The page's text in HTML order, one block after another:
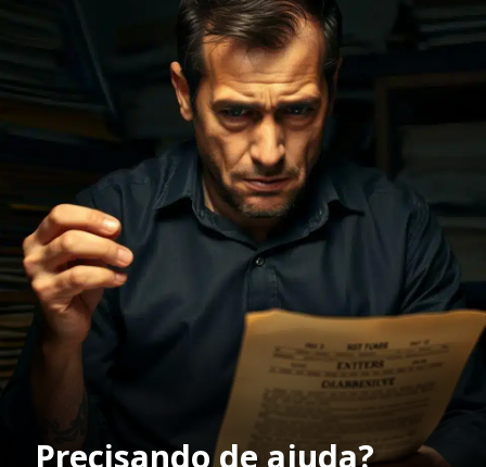
Precisando de ajuda?